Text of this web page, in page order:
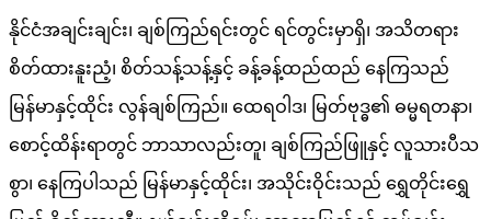
နိုင်ငံအချင်းချင်း၊ ချစ်ကြည်ရင်းတွင် ရင်တွင်းမှာရှိ၊ အသိတရား
စိတ်ထားနူးညံ့၊ စိတ်သန့်သန့်နှင့် ခန့်ခန့်ထည်ထည် နေကြသည်
မြန်မာနှင့်ထိုင်း လွန်ချစ်ကြည်။ ထေရဝါဒ၊ မြတ်ဗုဒ္ဓ၏ ဓမ္မရတနာ၊
စောင့်ထိန်းရာတွင် ဘာသာလည်းတူ၊ ချစ်ကြည်ဖြူနှင့် လူသားပီသ
စွာ၊ နေကြပါသည် မြန်မာနှင့်ထိုင်း၊ အသိုင်းဝိုင်းသည် ရွှေတိုင်းရွှေ